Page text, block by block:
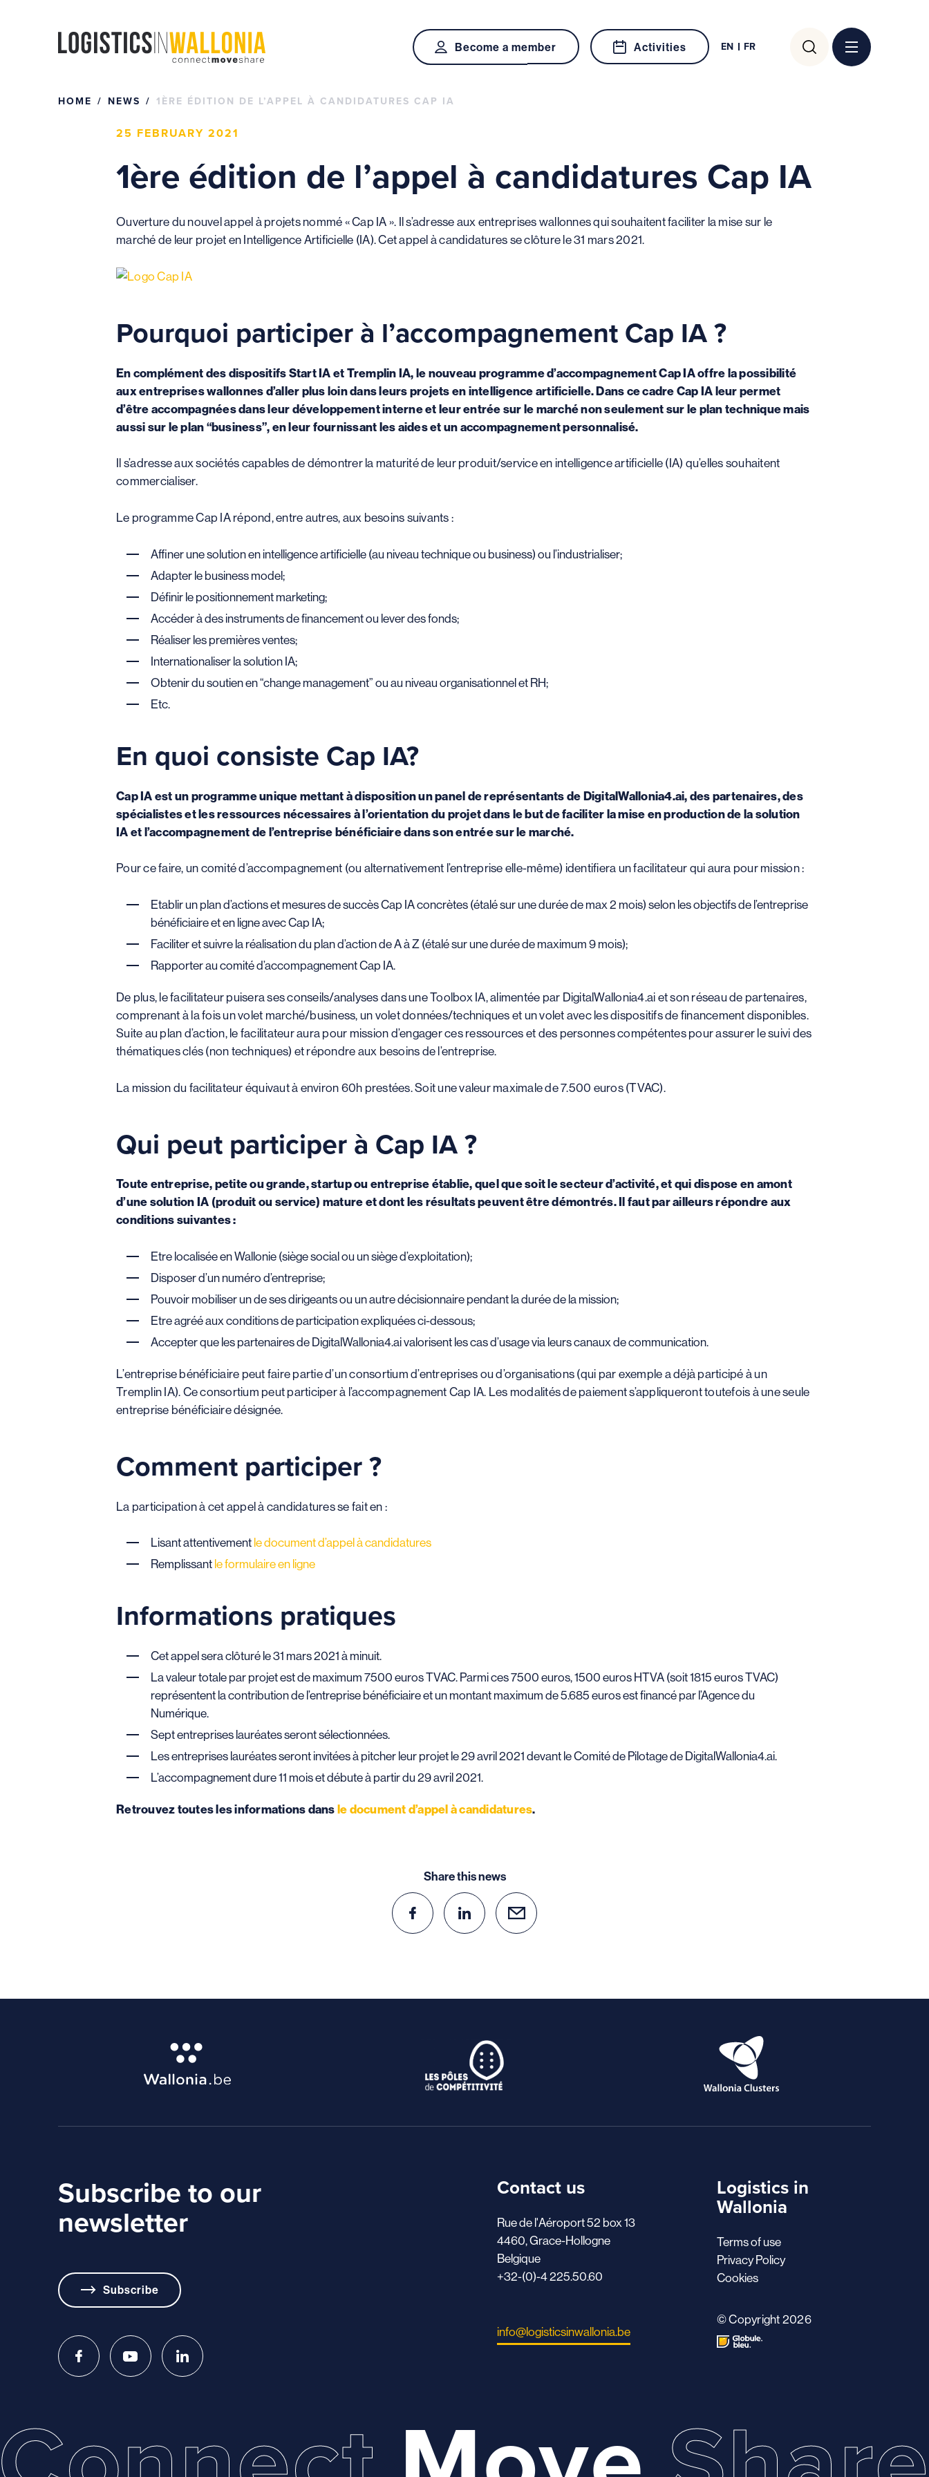
Become a member Activities EN FR
Search
for:
HOME NEWS 1ÈRE ÉDITION DE L’APPEL À CANDIDATURES CAP IA
25 FEBRUARY 2021
1ère édition de l’appel à candidatures Cap IA
Ouverture du nouvel appel à projets nommé « Cap IA ». Il s’adresse aux entreprises wallonnes qui souhaitent faciliter la mise sur le
marché de leur projet en Intelligence Artificielle (IA). Cet appel à candidatures se clôture le 31 mars 2021.
Pourquoi participer à l’accompagnement Cap IA ?
En complément des dispositifs Start IA et Tremplin IA, le nouveau programme d’accompagnement Cap IA offre la possibilité
aux entreprises wallonnes d’aller plus loin dans leurs projets en intelligence artificielle. Dans ce cadre Cap IA leur permet
d’être accompagnées dans leur développement interne et leur entrée sur le marché non seulement sur le plan technique mais
aussi sur le plan “business”, en leur fournissant les aides et un accompagnement personnalisé.
Il s’adresse aux sociétés capables de démontrer la maturité de leur produit/service en intelligence artificielle (IA) qu’elles souhaitent
commercialiser.
Le programme Cap IA répond, entre autres, aux besoins suivants :
Affiner une solution en intelligence artificielle (au niveau technique ou business) ou l’industrialiser;
Adapter le business model;
Définir le positionnement marketing;
Accéder à des instruments de financement ou lever des fonds;
Réaliser les premières ventes;
Internationaliser la solution IA;
Obtenir du soutien en “change management” ou au niveau organisationnel et RH;
Etc.
En quoi consiste Cap IA?
Cap IA est un programme unique mettant à disposition un panel de représentants de DigitalWallonia4.ai, des partenaires, des
spécialistes et les ressources nécessaires à l’orientation du projet dans le but de faciliter la mise en production de la solution
IA et l’accompagnement de l’entreprise bénéficiaire dans son entrée sur le marché.
Pour ce faire, un comité d’accompagnement (ou alternativement l’entreprise elle-même) identifiera un facilitateur qui aura pour mission :
Etablir un plan d’actions et mesures de succès Cap IA concrètes (étalé sur une durée de max 2 mois) selon les objectifs de l’entreprise
bénéficiaire et en ligne avec Cap IA;
Faciliter et suivre la réalisation du plan d’action de A à Z (étalé sur une durée de maximum 9 mois);
Rapporter au comité d’accompagnement Cap IA.
De plus, le facilitateur puisera ses conseils/analyses dans une Toolbox IA, alimentée par DigitalWallonia4.ai et son réseau de partenaires,
comprenant à la fois un volet marché/business, un volet données/techniques et un volet avec les dispositifs de financement disponibles.
Suite au plan d’action, le facilitateur aura pour mission d’engager ces ressources et des personnes compétentes pour assurer le suivi des
thématiques clés (non techniques) et répondre aux besoins de l’entreprise.
La mission du facilitateur équivaut à environ 60h prestées. Soit une valeur maximale de 7.500 euros (TVAC).
Qui peut participer à Cap IA ?
Toute entreprise, petite ou grande, startup ou entreprise établie, quel que soit le secteur d’activité, et quidispose en amont
d’une solution IA (produit ou service) mature et dont les résultats peuvent être démontrés. Il faut par ailleurs répondre aux
conditions suivantes :
Etre localisée en Wallonie (siège social ou un siège d’exploitation);
Disposer d’un numéro d’entreprise;
Pouvoir mobiliser un de ses dirigeants ou un autre décisionnaire pendant la durée de la mission;
Etre agréé aux conditions de participation expliquées ci-dessous;
Accepter que les partenaires de DigitalWallonia4.ai valorisent les cas d’usage via leurs canaux de communication.
L’entreprise bénéficiaire peut faire partie d’un consortium d’entreprises ou d’organisations (qui par exemple a déjà participé à un
Tremplin IA). Ce consortium peut participer à l’accompagnement Cap IA. Les modalités de paiement s’appliqueront toutefois à une seule
entreprise bénéficiaire désignée.
Comment participer ?
La participation à cet appel à candidatures se fait en :
Lisant attentivementle document d’appel à candidatures
Remplissantle formulaire en ligne
Informations pratiques
Cet appel sera clôturé le 31 mars 2021 à minuit.
La valeur totale par projet est de maximum 7500 euros TVAC. Parmi ces 7500 euros, 1500 euros HTVA (soit 1815 euros TVAC)
représentent la contribution de l’entreprise bénéficiaire et un montant maximum de 5.685 euros est financé par l’Agence du
Numérique.
Sept entreprises lauréates seront sélectionnées.
Les entreprises lauréates seront invitées à pitcher leur projet le 29 avril 2021 devant le Comité de Pilotage de DigitalWallonia4.ai.
L’accompagnement dure 11 mois et débute à partir du 29 avril 2021.
Retrouvez toutes les informations dansle document d’appel à candidatures.
Share this news
Subscribe to our
newsletter
Subscribe
Contact us
Rue de l'Aéroport 52 box 13
4460, Grace-Hollogne
Belgique
+32-(0)-4 225.50.60
info@logisticsinwallonia.be
Logistics in
Wallonia
Terms of use
Privacy Policy
Cookies
© Copyright 2026